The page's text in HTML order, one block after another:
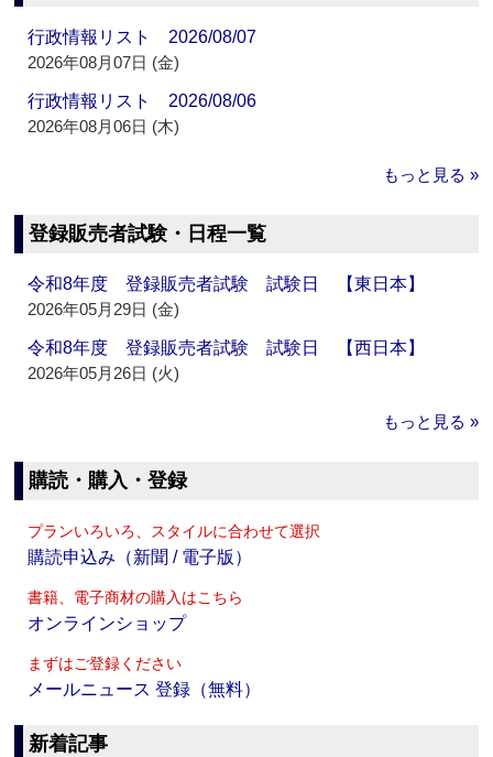
行政情報リスト 2026/08/07
2026年08月07日 (金)
行政情報リスト 2026/08/06
2026年08月06日 (木)
もっと見る »
登録販売者試験・日程一覧
令和8年度 登録販売者試験 試験日 【東日本】
2026年05月29日 (金)
令和8年度 登録販売者試験 試験日 【西日本】
2026年05月26日 (火)
もっと見る »
購読・購入・登録
プランいろいろ、スタイルに合わせて選択
購読申込み（新聞 / 電子版）
書籍、電子商材の購入はこちら
オンラインショップ
まずはご登録ください
メールニュース 登録（無料）
新着記事